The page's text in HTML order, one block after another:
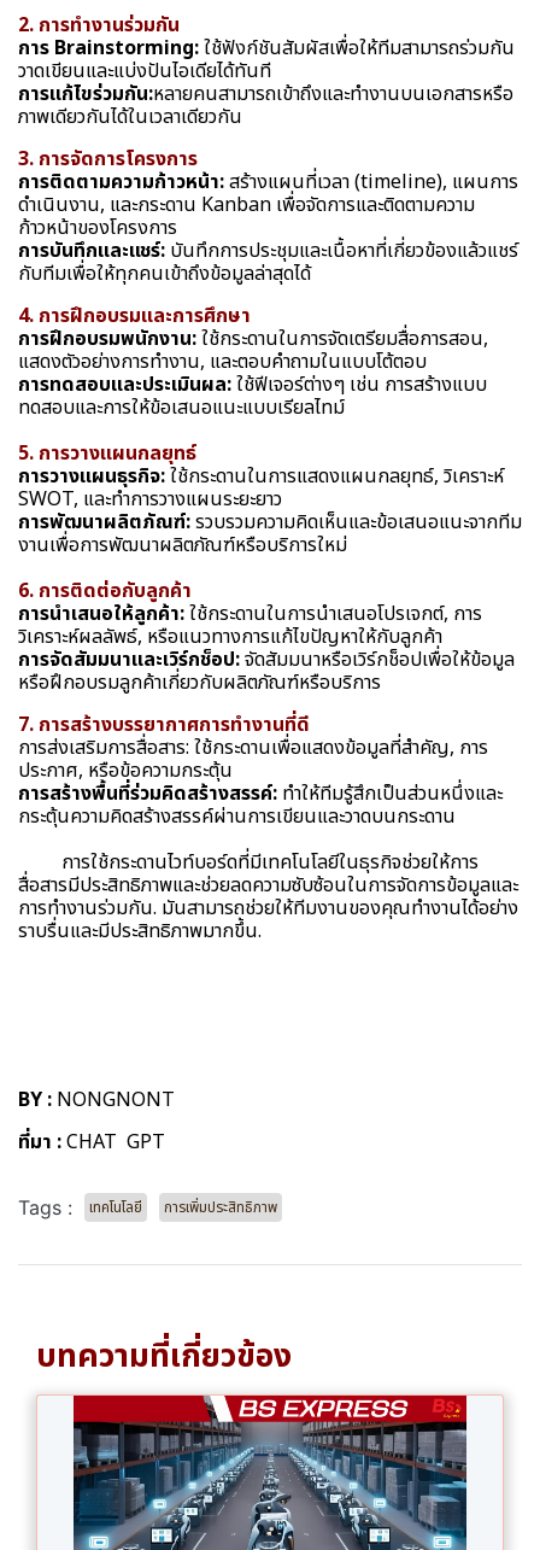
2. การทำงานร่วมกัน
การ Brainstorming:ใช้ฟังก์ชันสัมผัสเพื่อให้ทีมสามารถร่วมกัน
วาดเขียนและแบ่งปันไอเดียได้ทันที
การแก้ไขร่วมกัน:หลายคนสามารถเข้าถึงและทำงานบนเอกสารหรือ
ภาพเดียวกันได้ในเวลาเดียวกัน
3. การจัดการโครงการ
การติดตามความก้าวหน้า:สร้างแผนที่เวลา (timeline), แผนการ
ดำเนินงาน, และกระดาน Kanban เพื่อจัดการและติดตามความ
ก้าวหน้าของโครงการ
การบันทึกและแชร์: บันทึกการประชุมและเนื้อหาที่เกี่ยวข้องแล้วแชร์
กับทีมเพื่อให้ทุกคนเข้าถึงข้อมูลล่าสุดได้
4. การฝึกอบรมและการศึกษา
การฝึกอบรมพนักงาน:ใช้กระดานในการจัดเตรียมสื่อการสอน,
แสดงตัวอย่างการทำงาน, และตอบคำถามในแบบโต้ตอบ
การทดสอบและประเมินผล:ใช้ฟีเจอร์ต่างๆ เช่น การสร้างแบบ
ทดสอบและการให้ข้อเสนอแนะแบบเรียลไทม์
5. การวางแผนกลยุทธ์
การวางแผนธุรกิจ:ใช้กระดานในการแสดงแผนกลยุทธ์, วิเคราะห์
SWOT, และทำการวางแผนระยะยาว
การพัฒนาผลิตภัณฑ์:รวบรวมความคิดเห็นและข้อเสนอแนะจากทีม
งานเพื่อการพัฒนาผลิตภัณฑ์หรือบริการใหม่
6. การติดต่อกับลูกค้า
การนำเสนอให้ลูกค้า:ใช้กระดานในการนำเสนอโปรเจกต์, การ
วิเคราะห์ผลลัพธ์, หรือแนวทางการแก้ไขปัญหาให้กับลูกค้า
การจัดสัมมนาและเวิร์กช็อป:จัดสัมมนาหรือเวิร์กช็อปเพื่อให้ข้อมูล
หรือฝึกอบรมลูกค้าเกี่ยวกับผลิตภัณฑ์หรือบริการ
7. การสร้างบรรยากาศการทำงานที่ดี
การส่งเสริมการสื่อสาร: ใช้กระดานเพื่อแสดงข้อมูลที่สำคัญ, การ
ประกาศ, หรือข้อความกระตุ้น
การสร้างพื้นที่ร่วมคิดสร้างสรรค์: ทำให้ทีมรู้สึกเป็นส่วนหนึ่งและ
กระตุ้นความคิดสร้างสรรค์ผ่านการเขียนและวาดบนกระดาน
การใช้กระดานไวท์บอร์ดที่มีเทคโนโลยีในธุรกิจช่วยให้การ
สื่อสารมีประสิทธิภาพและช่วยลดความซับซ้อนในการจัดการข้อมูลและ
การทำงานร่วมกัน. มันสามารถช่วยให้ทีมงานของคุณทำงานได้อย่าง
ราบรื่นและมีประสิทธิภาพมากขึ้น.
BY : NONGNONT
ที่มา :CHAT GPT
Tags : เทคโนโลยี การเพิ่มประสิทธิภาพ
บทความที่เกี่ยวข้อง